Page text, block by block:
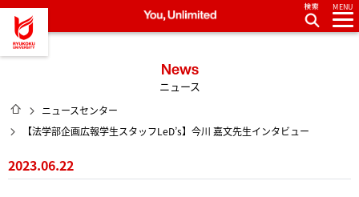
龍谷大学 You, Unlimited
MENU
News
ニュース
HOME
ニュースセンター
【法学部企画広報学生スタッフLeD’s】今川 嘉文先生インタビュー
2023.06.22